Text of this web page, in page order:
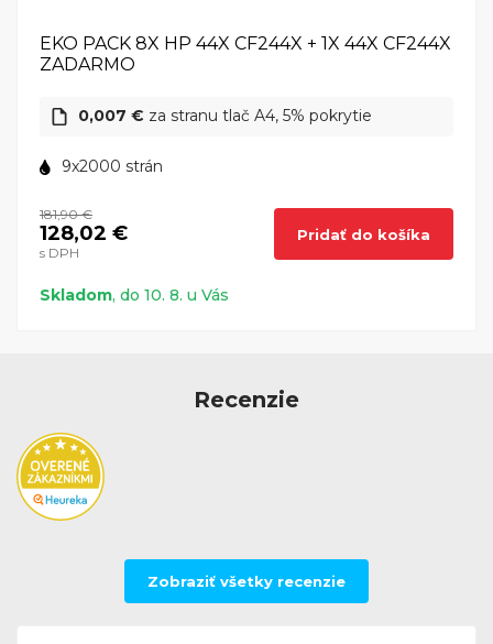
EKO PACK 8X HP 44X CF244X + 1X 44X CF244X
ZADARMO
0,007 € za stranu tlač A4, 5% pokrytie
9x2000 strán
181,90 €
128,02 €
s DPH
Pridať do košíka
Skladom, do 10. 8. u Vás
Recenzie
Zobraziť všetky recenzie